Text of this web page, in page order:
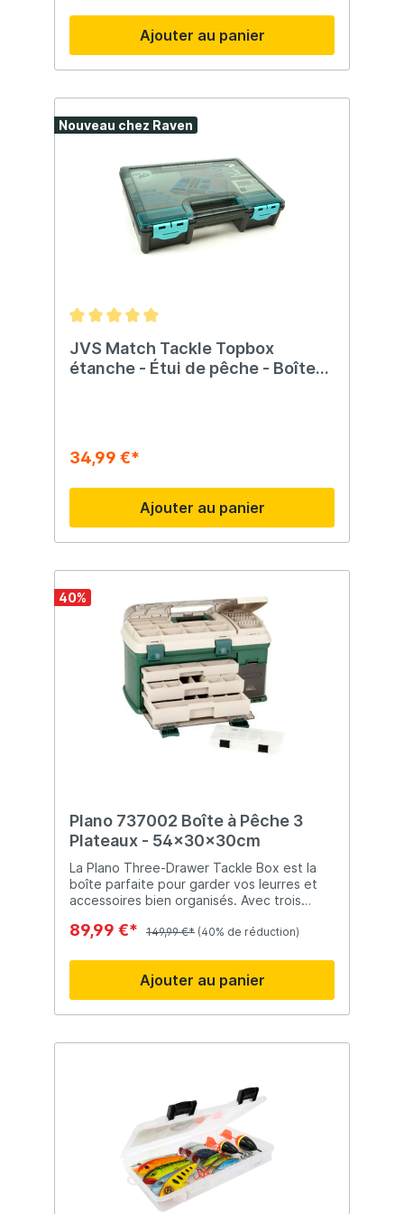
Ajouter au panier
Nouveau chez Raven
JVS Match Tackle Topbox
étanche - Étui de pêche - Boîte
34,99 €*
Ajouter au panier
40%
Plano 737002 Boîte à Pêche 3
Plateaux - 54x30x30cm
La Plano Three-Drawer Tackle Box est la
boîte parfaite pour garder vos leurres et
accessoires bien organisés. Avec trois
compartiment sous le couvercle, tout reste
Stowaway 3500, elle comprend également
trois supports à spinnerbait amovibles. Le
couvercle transparent DuraView permet un
accès rapide et sécurisé. ✔ Dimensions :
durable ✔ Rangement supplémentaire sur
89,99 €* 149,99 €* (40% de réduction)
Ajouter au panier